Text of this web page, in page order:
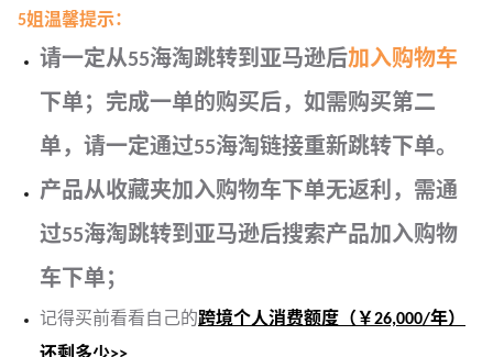
5姐温馨提示：
请一定从55海淘跳转到亚马逊后加入购物车
下单；完成一单的购买后，如需购买第二
单，请一定通过55海淘链接重新跳转下单。
产品从收藏夹加入购物车下单无返利，需通
过55海淘跳转到亚马逊后搜索产品加入购物
车下单；
记得买前看看自己的跨境个人消费额度（￥26,000/年）